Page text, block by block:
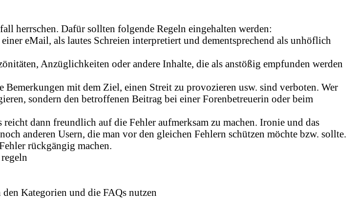
herrschen. Dafür sollten folgende Regeln eingehalten werden:
eMail, als lautes Schreien interpretiert und dementsprechend als unhöflich
Anzüglichkeiten oder andere Inhalte, die als anstößig empfunden werden
mit dem Ziel, einen Streit zu provozieren usw. sind verboten. Wer
sondern den betroffenen Beitrag bei einer Forenbetreuerin oder beim
dann freundlich auf die Fehler aufmerksam zu machen. Ironie und das
anderen Usern, die man vor den gleichen Fehlern schützen möchte bzw. sollte.
rückgängig machen.
Kategorien und die FAQs nutzen